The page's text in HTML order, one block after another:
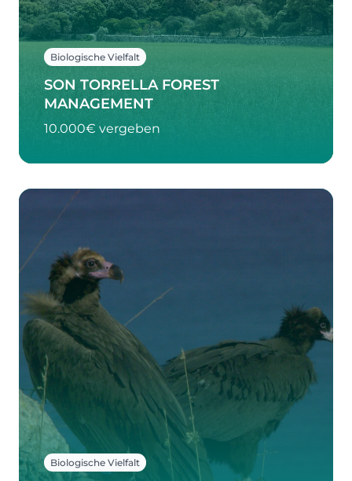
Biologische Vielfalt
SON TORRELLA FOREST
MANAGEMENT
10.000€ vergeben
Biologische Vielfalt